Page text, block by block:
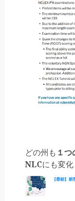
どの州も １
NLCにも変化